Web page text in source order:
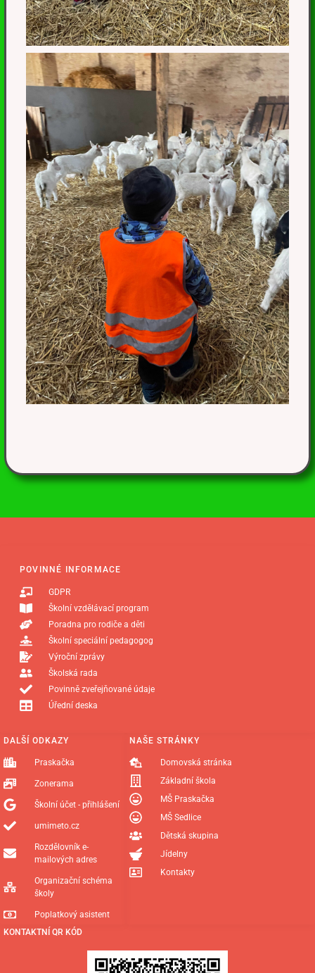
KONTAKTNÍ QR KÓD
NAŠE STRÁNKY
Domovská stránka
Základní škola
MŠ Praskačka
MŠ Sedlice
Dětská skupina
Jídelny
Kontakty
DALŠÍ ODKAZY
Praskačka
Zonerama
Školní účet - přihlášení
umimeto.cz
Rozdělovník e-
mailových adres
Organizační schéma
školy
Poplatkový asistent
POVINNÉ INFORMACE
GDPR
Školní vzdělávací program
Poradna pro rodiče a děti
Školní speciální pedagogog
Výroční zprávy
Školská rada
Povinně zveřejňované údaje
Úřední deska